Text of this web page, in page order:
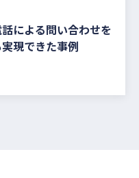
による問い合わせを
現できた事例